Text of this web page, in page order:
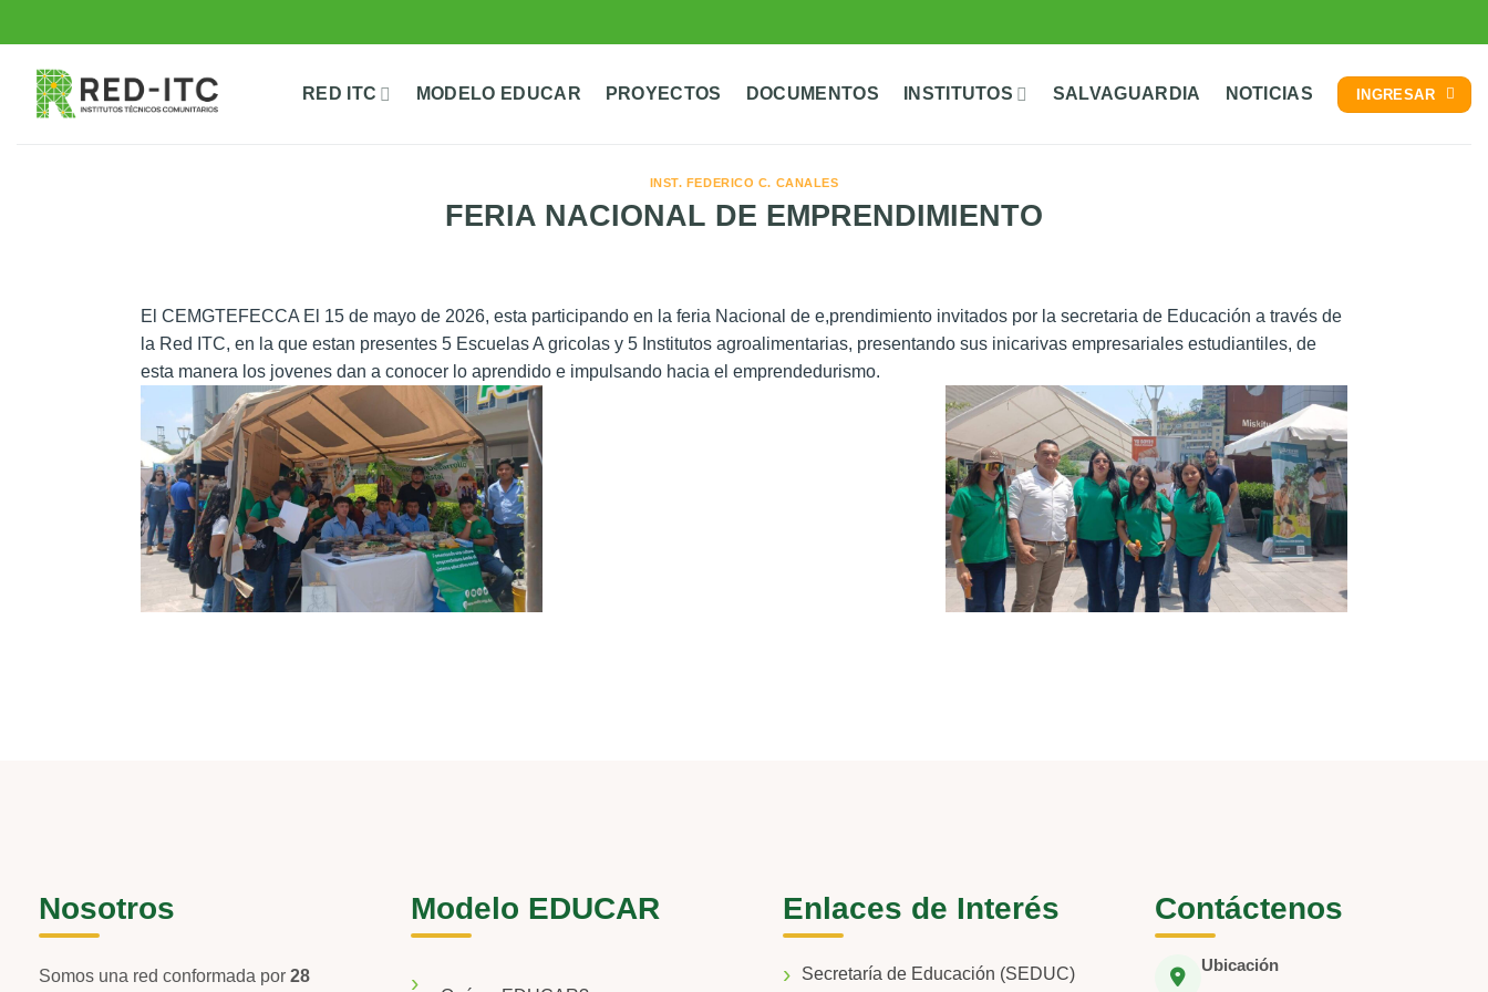
al
contenido
RED ITC
MODELO EDUCAR PROYECTOS DOCUMENTOS INSTITUTOS SALVAGUARDIA NOTICIAS INGRESAR
INST. FEDERICO C. CANALES
FERIA NACIONAL DE EMPRENDIMIENTO
El CEMGTEFECCA El 15 de mayo de 2026, esta participando en la feria Nacional de e,prendimiento invitados por la secretaria de Educación a través de
la Red ITC, en la que estan presentes 5 Escuelas A gricolas y 5 Institutos agroalimentarias, presentando sus inicarivas empresariales estudiantiles, de
esta manera los jovenes dan a conocer lo aprendido e impulsando hacia el emprendedurismo.
Nosotros
Somos una red conformada por 28
Modelo EDUCAR Enlaces de Interés
Secretaría de Educación (SEDUC)
Contáctenos
Ubicación